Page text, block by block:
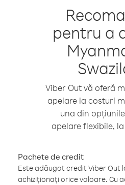
pentru a
Viber Out vă oferă
apelare la costuri
una din
apelare flexibile,
Pachete de credit
Este adăugat credit Viber Out
achiziționați orice valoare. Cu